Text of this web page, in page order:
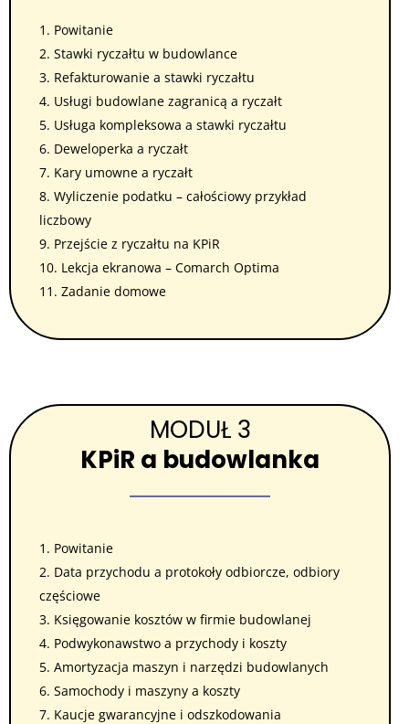
1. Powitanie
2. Stawki ryczałtu w budowlance
3. Refakturowanie a stawki ryczałtu
4. Usługi budowlane zagranicą a ryczałt
5. Usługa kompleksowa a stawki ryczałtu
6. Deweloperka a ryczałt
7. Kary umowne a ryczałt
8. Wyliczenie podatku – całościowy przykład
liczbowy
9. Przejście z ryczałtu na KPiR
10. Lekcja ekranowa – Comarch Optima
11. Zadanie domowe
MODUŁ 3
KPiR a budowlanka
1. Powitanie
2. Data przychodu a protokoły odbiorcze, odbiory
częściowe
3. Księgowanie kosztów w firmie budowlanej
4. Podwykonawstwo a przychody i koszty
5. Amortyzacja maszyn i narzędzi budowlanych
6. Samochody i maszyny a koszty
7. Kaucje gwarancyjne i odszkodowania